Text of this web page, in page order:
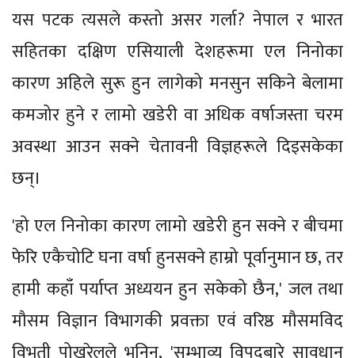
यस पटक त्यसले कस्तो असर गर्ला? नेपाल र भारत
सहितका दक्षिण एसियाली देशहरूमा एल निनोका
कारण अहिले सुरू हुन लागेको मनसुन सकिने बेलामा
कमजोर हुने र लामो खडेरी वा अधिक वर्षाजस्ता चरम
अवस्था आउन सक्ने चेतावनी विज्ञहरूले दिइसकेका
छन्।
'हो एल निनोका कारण लामो खडेरी हुन सक्ने र बीचमा
फेरि एकैचोटि घना वर्षा हुनसक्ने हाम्रो पूर्वानुमान छ, तर
हामी कहाँ पर्याप्त अध्ययन हुन सकेको छैन,' जल तथा
मौसम विज्ञान विभागकी प्रवक्ता एवं वरिष्ठ मौसमविद